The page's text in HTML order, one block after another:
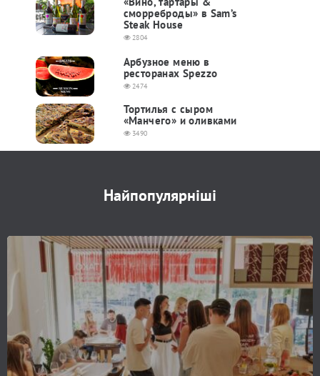
сморреброды» в Sam’s
Steak House
2804
Арбузное меню в
ресторанах Spezzo
2474
Тортилья с сыром
«Манчего» и оливками
3490
Найпопулярніші